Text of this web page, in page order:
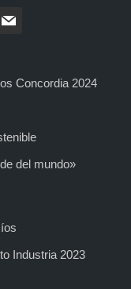
Concordia 2024
del mundo»
Industria 2023